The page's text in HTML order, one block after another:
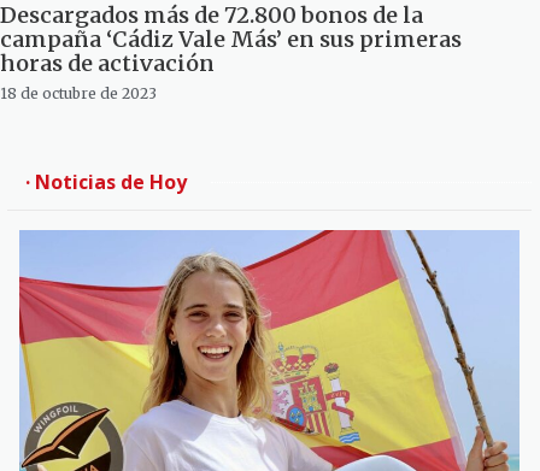
Descargados más de 72.800 bonos de la
campaña ‘Cádiz Vale Más’ en sus primeras
horas de activación
18 de octubre de 2023
· Noticias de Hoy